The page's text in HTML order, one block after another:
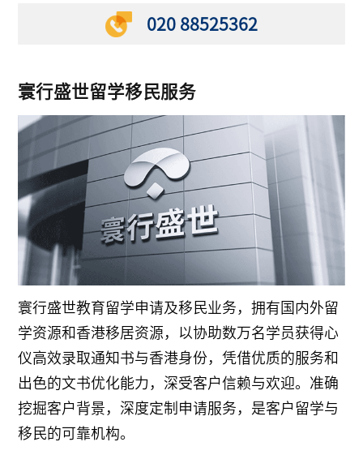
020 88525362
寰行盛世留学移民服务
寰行盛世教育留学申请及移民业务，拥有国内外留
学资源和香港移居资源，以协助数万名学员获得心
仪高效录取通知书与香港身份，凭借优质的服务和
出色的文书优化能力，深受客户信赖与欢迎。准确
挖掘客户背景，深度定制申请服务，是客户留学与
移民的可靠机构。